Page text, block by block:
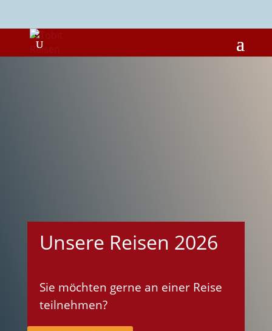
Unsere Reisen 2026
Sie möchten gerne an einer Reise
teilnehmen?